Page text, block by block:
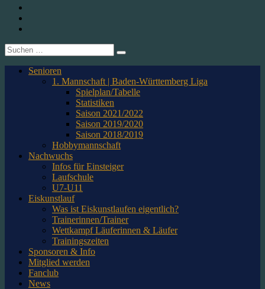
1. CfR Pforzheim 1896 e.V. – Abteilung Eishockey
Suche
nach:
Senioren
1. Mannschaft | Baden-Württemberg Liga
Spielplan/Tabelle
Statistiken
Saison 2021/2022
Saison 2019/2020
Saison 2018/2019
Hobbymannschaft
Nachwuchs
Infos für Einsteiger
Laufschule
U7-U11
Eiskunstlauf
Was ist Eiskunstlaufen eigentlich?
Trainerinnen/Trainer
Wettkampf Läuferinnen & Läufer
Trainingszeiten
Sponsoren & Info
Mitglied werden
Fanclub
News